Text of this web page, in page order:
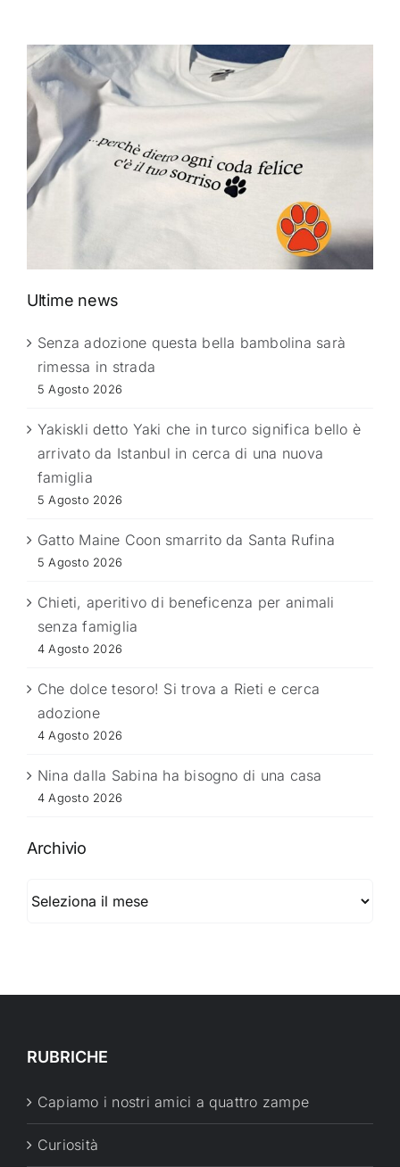
Ultime news
Senza adozione questa bella bambolina sarà
rimessa in strada
5 Agosto 2026
Yakiskli detto Yaki che in turco significa bello è
arrivato da Istanbul in cerca di una nuova
famiglia
5 Agosto 2026
Gatto Maine Coon smarrito da Santa Rufina
5 Agosto 2026
Chieti, aperitivo di beneficenza per animali
senza famiglia
4 Agosto 2026
Che dolce tesoro! Si trova a Rieti e cerca
adozione
4 Agosto 2026
Nina dalla Sabina ha bisogno di una casa
4 Agosto 2026
Archivio
RUBRICHE
Capiamo i nostri amici a quattro zampe
Curiosità